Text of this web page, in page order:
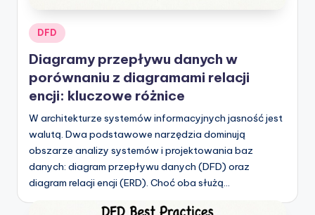
Posted
in
DFD
Diagramy przepływu danych w
porównaniu z diagramami relacji
encji: kluczowe różnice
W architekturze systemów informacyjnych jasność jest
walutą. Dwa podstawowe narzędzia dominują
obszarze analizy systemów i projektowania baz
danych: diagram przepływu danych (DFD) oraz
diagram relacji encji (ERD). Choć oba służą…